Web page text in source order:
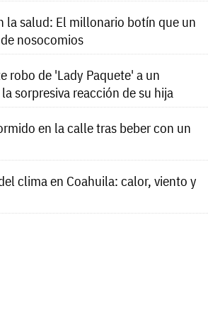
la salud: El millonario botín que un
nosocomios
robo de 'Lady Paquete' a un
sorpresiva reacción de su hija
en la calle tras beber con un
clima en Coahuila: calor, viento y